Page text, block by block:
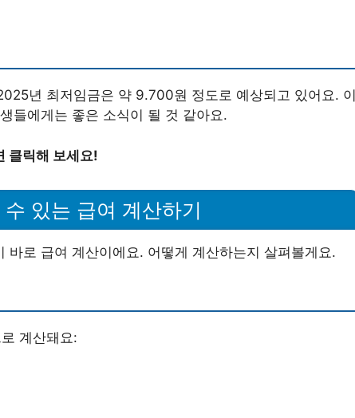
년 최저임금은 약 9.700원 정도로 예상되고 있어요. 이
들에게는 좋은 소식이 될 것 같아요.
클릭해 보세요!
있는 급여 계산하기
바로 급여 계산이에요. 어떻게 계산하는지 살펴볼게요.
계산돼요: